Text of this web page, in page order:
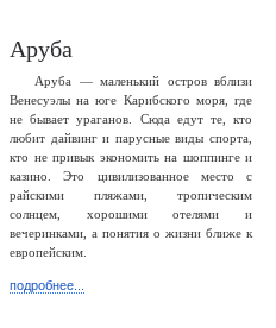
Аруба
Аруба — маленький остров вблизи
Венесуэлы на юге Карибского моря, где
не бывает ураганов. Сюда едут те, кто
любит дайвинг и парусные виды спорта,
кто не привык экономить на шоппинге и
казино. Это цивилизованное место с
райскими пляжами, тропическим
солнцем, хорошими отелями и
вечеринками, а понятия о жизни ближе к
европейским.
подробнее...